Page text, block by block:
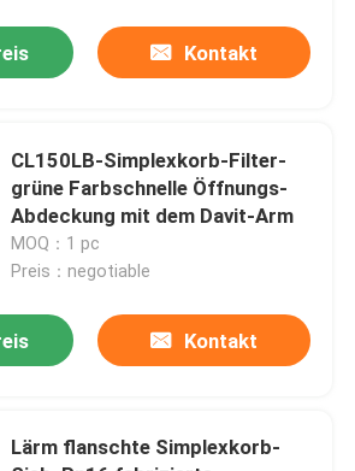
Kontakt
CL150LB-Simplexkorb-Filter-
grüne Farbschnelle Öffnungs-
Abdeckung mit dem Davit-Arm
MOQ：1 pc
Preis：negotiable
Kontakt
Lärm flanschte Simplexkorb-